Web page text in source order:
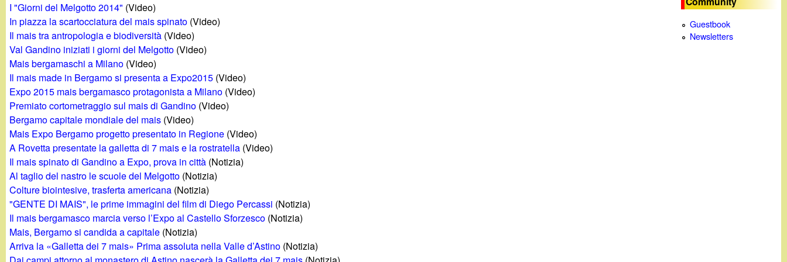
g
a
n
d
i
n
o
.
i
I "Giorni del Melgotto 2014" (Video)
In piazza la scartocciatura del mais spinato (Video)
Il mais tra antropologia e biodiversità (Video)
Val Gandino iniziati i giorni del Melgotto (Video)
Mais bergamaschi a Milano (Video)
Il mais made in Bergamo si presenta a Expo2015 (Video)
Expo 2015 mais bergamasco protagonista a Milano (Video)
Premiato cortometraggio sul mais di Gandino (Video)
Bergamo capitale mondiale del mais (Video)
Mais Expo Bergamo progetto presentato in Regione (Video)
A Rovetta presentate la galletta di 7 mais e la rostratella (Video)
Il mais spinato di Gandino a Expo, prova in città (Notizia)
Al taglio del nastro le scuole del Melgotto (Notizia)
Colture biointesive, trasferta americana (Notizia)
"GENTE DI MAIS", le prime immagini del film di Diego Percassi (Notizia)
Il mais bergamasco marcia verso l’Expo al Castello Sforzesco (Notizia)
Mais, Bergamo si candida a capitale (Notizia)
Arriva la «Galletta dei 7 mais» Prima assoluta nella Valle d’Astino (Notizia)
Guestbook
Newsletters